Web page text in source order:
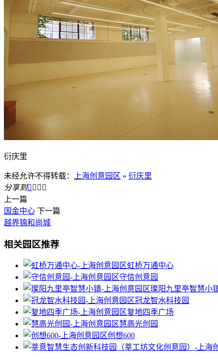
衍庆里
未经允许不得转载： 上海创意园区 » 衍庆里
分享到   
上一篇
国金中心 下一篇
越界锦和尚城
相关园区推荐
虹桥万通中心
守信创意园
璨阳九里亭智慧小
冠龙智水科技园
复地四季广场
慧高光创园
创想600